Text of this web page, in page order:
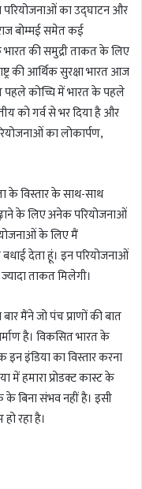
परियोजनाओं का उद्घाटन और
बोम्मई समेत कई
भारत की समुद्री ताकत के लिए
की आर्थिक सुरक्षा भारत आज
पहले कोच्चि में भारत के पहले
को गर्व से भर दिया है और
का लोकार्पण,
के विस्तार के साथ-साथ
के लिए अनेक परियोजनाओं
के लिए मैं
देता हूं। इन परियोजनाओं
ताकत मिलेगी।
मैंने जो पंच प्राणों की बात
है। विकसित भारत के
इंडिया का विस्तार करना
में हमारा प्रोडक्ट कास्ट के
बिना संभव नहीं है। इसी
रहा है।